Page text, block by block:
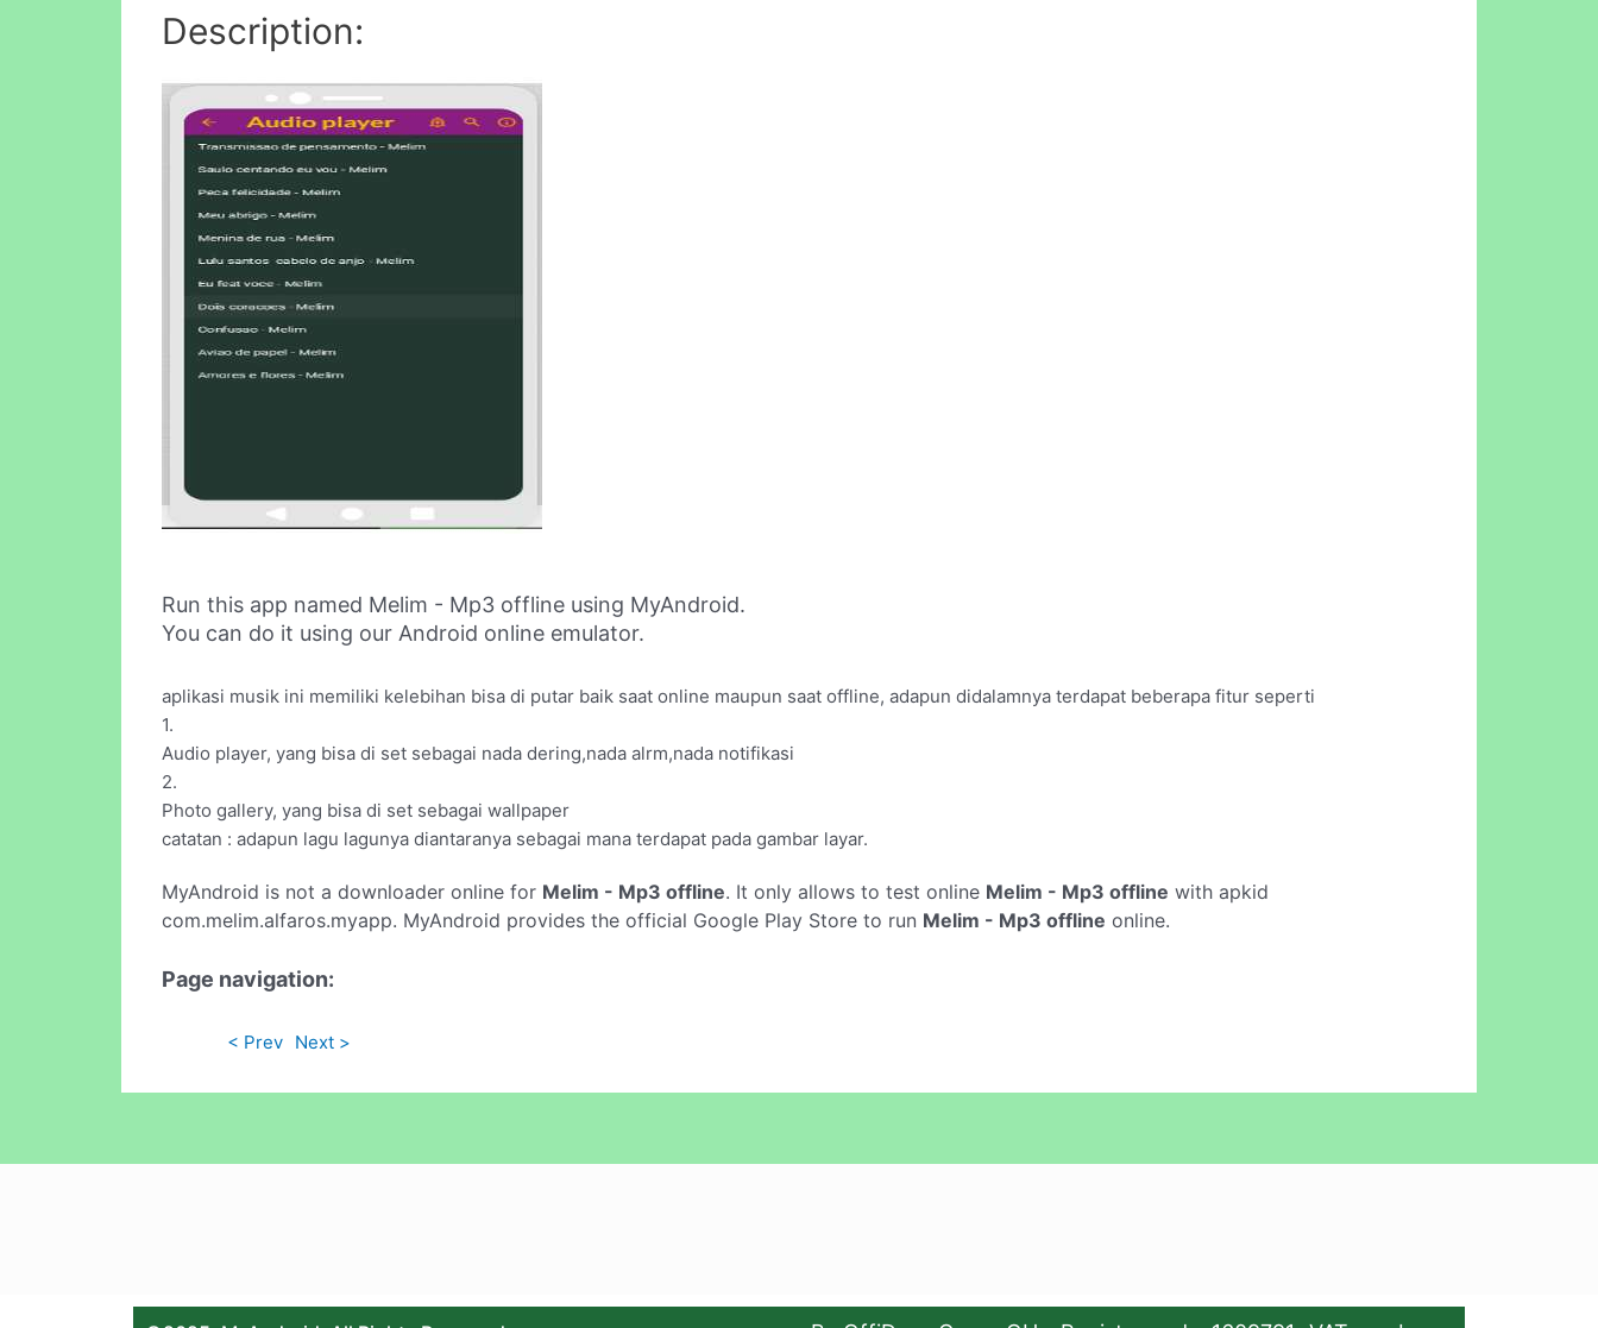
Description:
Run this app named Melim - Mp3 offline using MyAndroid.
You can do it using our Android online emulator.
aplikasi musik ini memiliki kelebihan bisa di putar baik saat online maupun saat offline, adapun didalamnya terdapat beberapa fitur seperti
1.
Audio player, yang bisa di set sebagai nada dering,nada alrm,nada notifikasi
2.
Photo gallery, yang bisa di set sebagai wallpaper
catatan : adapun lagu lagunya diantaranya sebagai mana terdapat pada gambar layar.
MyAndroid is not a downloader online for Melim - Mp3 offline. It only allows to test online Melim - Mp3 offline with apkid
com.melim.alfaros.myapp. MyAndroid provides the official Google Play Store to run Melim - Mp3 offline online.
Page navigation:
< Prev Next >